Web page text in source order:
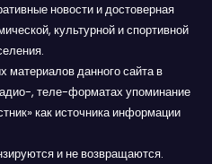
новости и достоверная
культурной и спортивной
материалов данного сайта в
, теле-форматах упоминание
как источника информации
и не возвращаются.